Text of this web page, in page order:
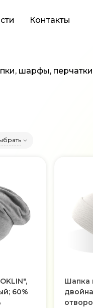
Контакты
шарфы, перчатки
60%
Шапка